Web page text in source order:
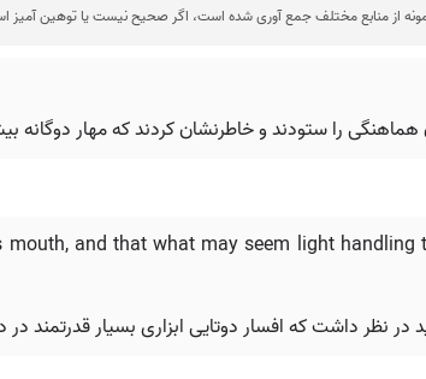
از منابع مختلف جمع آوری شده است، اگر صحیح نیست یا توهین آمیز
هماهنگی را ستودند و خاطرنشان کردند که مهار دوگانه
and that what may seem light handling
در نظر داشت که افسار دوتایی ابزاری بسیار